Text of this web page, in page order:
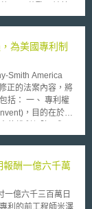
嬌蘭(Guerlain)、
機制(The Verified
通知eBay 將該
杜絕仿冒品的銷
下架，但此次的判
表示 “此次判決的
eBay 並非LVMH集
有義務將仿冒品從
站在仿冒品被放上
解如未被推翻將可
為美國專利制
Smith America
正的法案內容，將
括： 一、 專利權
，目的在於增
。 二、 先前技術
於刊物、已公開
先前技術之一部
在申請日前一年內
開行為等，則不被
報酬一億六千萬
億六千三百萬日